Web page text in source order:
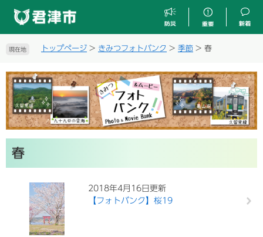
で
す
。
ば
し
て
本
文
現在地 トップページ > きみつフォトバンク > 季節 > 春
文春
2018年4月16日更新
【フォトバンク】桜19